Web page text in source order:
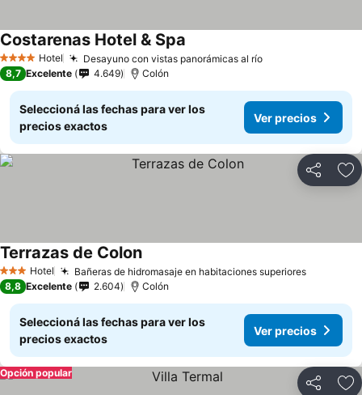
4 EstrellasHotel Desayuno con vistas panorámicas al río
Costarenas Hotel & Spa
8,7 Excelente 4.649 Colón
Seleccioná las fechas para ver los
precios exactos
Ver precios
Compartir
3 Estrellas
Hotel Bañeras de hidromasaje en habitaciones superiores
Terrazas de Colon
8,8 Excelente 2.604 Colón
Seleccioná las fechas para ver los
precios exactos
Ver precios
Compartir
Opción popular